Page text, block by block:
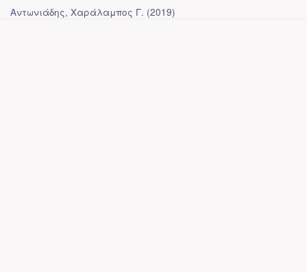
Αντωνιάδης, Χαράλαμπος Γ. (2019)